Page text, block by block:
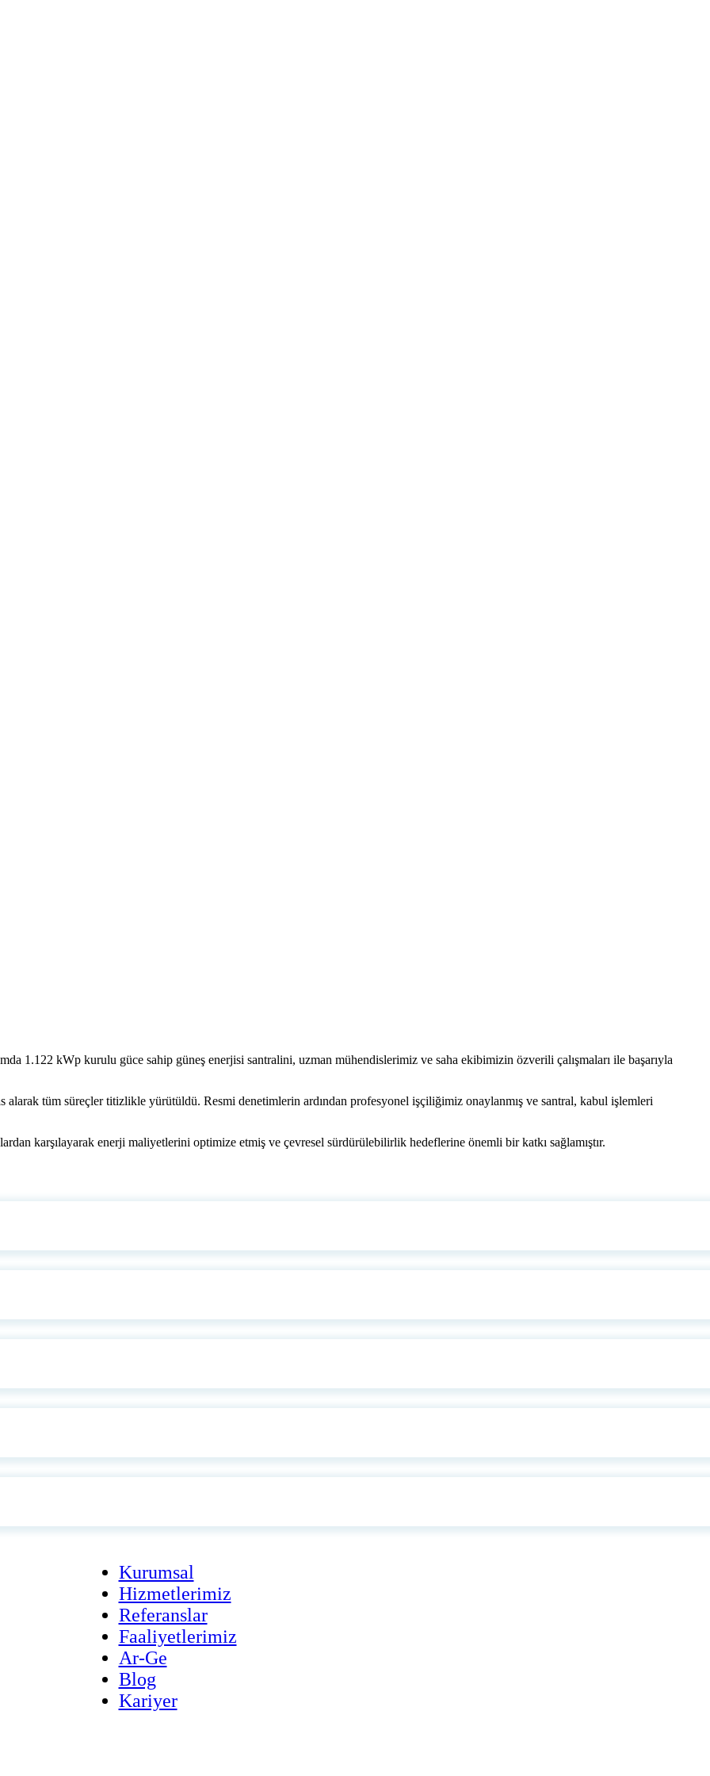
1.122 kWp kurulu güce sahip güneş enerjisi santralini, uzman mühendislerimiz ve saha ekibimizin özverili çalışmaları ile başarıyla
alarak tüm süreçler titizlikle yürütüldü. Resmi denetimlerin ardından profesyonel işçiliğimiz onaylanmış ve santral, kabul işlemleri
karşılayarak enerji maliyetlerini optimize etmiş ve çevresel sürdürülebilirlik hedeflerine önemli bir katkı sağlamıştır.
Kurumsal
Hizmetlerimiz
Referanslar
Faaliyetlerimiz
Ar-Ge
Blog
Kariyer